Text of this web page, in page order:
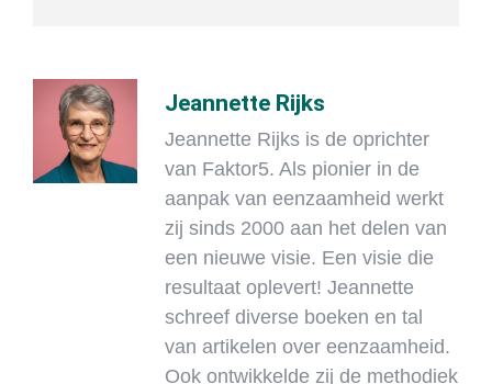
Jeannette Rijks
Jeannette Rijks is de oprichter
van Faktor5. Als pionier in de
aanpak van eenzaamheid werkt
zij sinds 2000 aan het delen van
een nieuwe visie. Een visie die
resultaat oplevert! Jeannette
schreef diverse boeken en tal
van artikelen over eenzaamheid.
Ook ontwikkelde zij de methodiek